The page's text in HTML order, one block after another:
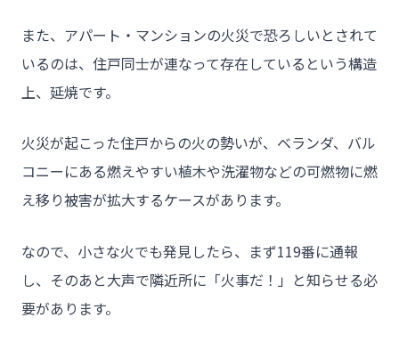
また、アパート・マンションの火災で恐ろしいとされて
いるのは、住戸同士が連なって存在しているという構造
上、延焼です。
火災が起こった住戸からの火の勢いが、ベランダ、バル
コニーにある燃えやすい植木や洗濯物などの可燃物に燃
え移り被害が拡大するケースがあります。
なので、小さな火でも発見したら、まず119番に通報
し、そのあと大声で隣近所に「火事だ！」と知らせる必
要があります。